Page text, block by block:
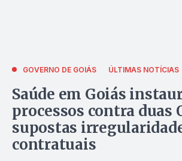
GOVERNO DE GOIÁS ÚLTIMAS NOTÍCIAS
Saúde em Goiás
processos contra duas
supostas
contratuais